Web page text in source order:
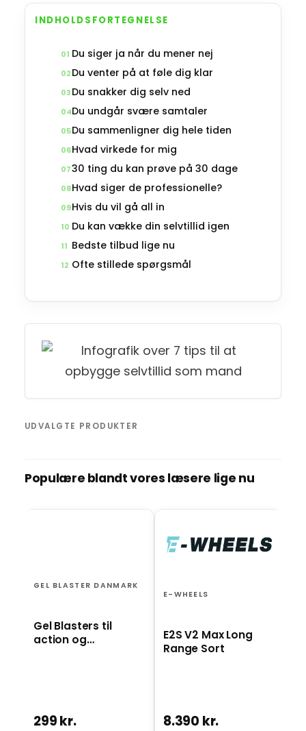
INDHOLDSFORTEGNELSE
01 Du siger ja når du mener nej
02 Du venter på at føle dig klar
03 Du snakker dig selv ned
04Du undgår svære samtaler
05Du sammenligner dig hele tiden
06Hvad virkede for mig
0730 ting du kan prøve på 30 dage
08Hvad siger de professionelle?
09Hvis du vil gå all in
10 Du kan vække din selvtillid igen
11 Bedste tilbud lige nu
12 Ofte stillede spørgsmål
UDVALGTE PRODUKTER
Populære blandt vores læsere lige nu
GEL BLASTER DANMARK
Gel Blasters til
action og
299 kr.
E-WHEELS
E2S V2 Max Long
Range Sort
8.390 kr.